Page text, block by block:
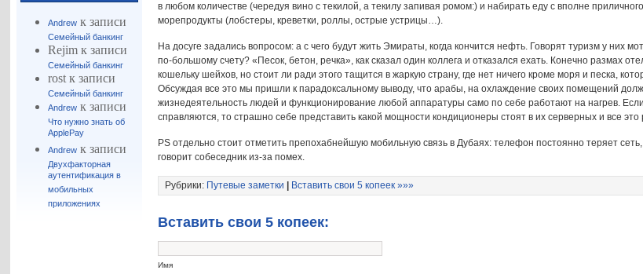
Andrew к записи
Семейный банкинг
Rejim к записи
Семейный банкинг
rost к записи
Семейный банкинг
Andrew к записи
Что нужно знать об
ApplePay
Andrew к записи
Двухфакторная
аутентификация в
мобильных
приложениях
в любом количестве (чередуя вино с текилой, а текилу запивая ромом:) и набирать еду с вполне
морепродукты (лобстеры, креветки, роллы, острые устрицы…).
На досуге задались вопросом: а с чего будут жить Эмираты, когда кончится нефть. Говорят туризм у них
по-большому счету? «Песок, бетон, речка», как сказал один коллега и отказался ехать. Конечно размах
кошельку шейхов, но стоит ли ради этого тащится в жаркую страну, где нет ничего кроме моря и песка,
Обсуждая все это мы пришли к парадоксальному выводу, что арабы, на охлаждение своих помещений
жизнедеятельность людей и функционирование любой аппаратуры само по себе работают на нагрев.
справляются, то страшно себе представить какой мощности кондиционеры стоят в их серверных и все
PS отдельно стоит отметить препохабнейшую мобильную связь в Дубаях: телефон постоянно теряет
говорит собеседник из-за помех.
Рубрики: Путевые заметки Вставить свои 5 копеек »»»
Вставить свои 5 копеек:
Имя